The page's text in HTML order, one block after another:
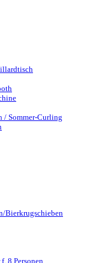
/ Sommer-Curling
Bierkrugschieben
8 Personen